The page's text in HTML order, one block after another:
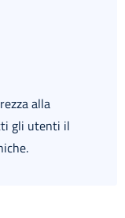
alla
gli utenti il